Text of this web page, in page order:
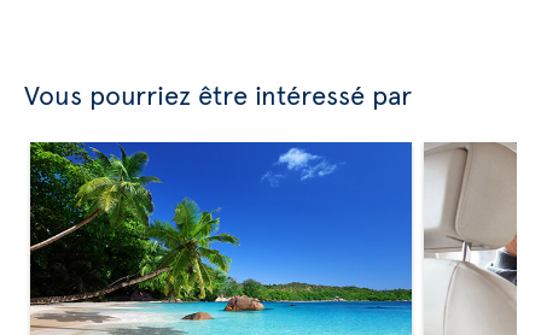
Vous pourriez être intéressé par